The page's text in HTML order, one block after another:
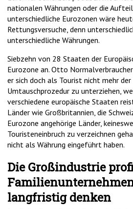
nationalen Währungen oder die
unterschiedliche Eurozonen wäre
Rettungsversuche, denn
unterschiedliche Währungen.
Siebzehn von 28 Staaten der
Eurozone an. Otto
er sich doch als Tourist nicht mehr der
Umtauschprozedur zu unterziehen,
verschiedene europäische Staaten
Länder wie Großbritannien, die
Eurozone angehörige Länder,
Touristeneinbruch zu verzeichnen
nicht als Währung eingeführt haben.
Die Großindustrie
langfristig denken